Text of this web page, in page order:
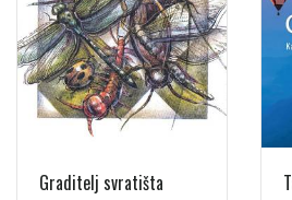
Graditelj svratišta